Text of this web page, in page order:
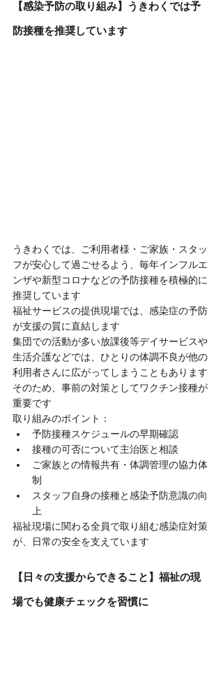
【感染予防の取り組み】うきわくでは予
防接種を推奨しています
うきわくでは、ご利用者様・ご家族・スタッ
フが安心して過ごせるよう、毎年インフルエ
ンザや新型コロナなどの予防接種を積極的に
推奨しています
福祉サービスの提供現場では、感染症の予防
が支援の質に直結します
集団での活動が多い放課後等デイサービスや
生活介護などでは、ひとりの体調不良が他の
利用者さんに広がってしまうこともあります
そのため、事前の対策としてワクチン接種が
重要です
取り組みのポイント：
予防接種スケジュールの早期確認
接種の可否について主治医と相談
ご家族との情報共有・体調管理の協力体
制
スタッフ自身の接種と感染予防意識の向
上
福祉現場に関わる全員で取り組む感染症対策
が、日常の安全を支えています
【日々の支援からできること】福祉の現
場でも健康チェックを習慣に